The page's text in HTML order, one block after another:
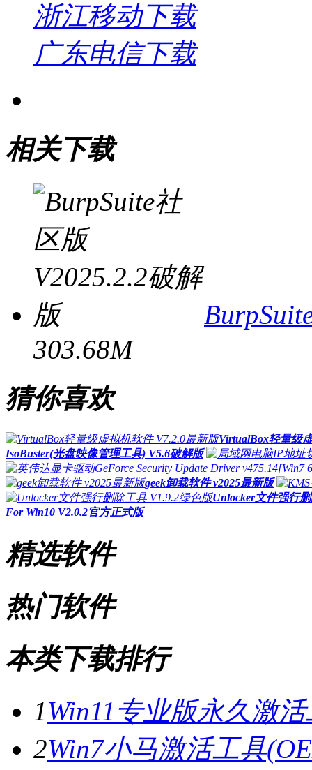
浙江移动下载
广东电信下载
相关下载
303.68M
猜你喜欢
VirtualBox轻量级
IsoBuster(光盘映像管理工具) V5.6破解版
geek卸载软件 v2025最新版
Unlocker文件强行
For Win10 V2.0.2官方正式版
精选软件
热门软件
本类下载排行
1Win11专业版永久激
2Win7小马激活工具